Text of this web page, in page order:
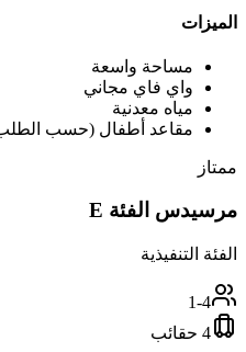
الميزات
مساحة واسعة
واي فاي مجاني
مياه معدنية
مقاعد أطفال (حسب
ممتاز
مرسيدس الفئة E
الفئة التنفيذية
1-4
4 حقائب